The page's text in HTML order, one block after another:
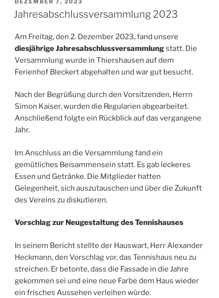
AM
DEZEMBER 7, 2023
Jahresabschlussversammlung 2023
Am Freitag, den 2. Dezember 2023, fand unsere
diesjährige Jahresabschlussversammlungstatt. Die
Versammlung wurde in Thiershausen auf dem
Ferienhof Bleckert abgehalten und war gut besucht.
Nach der Begrüßung durch den Vorsitzenden, Herrn
Simon Kaiser, wurden die Regularien abgearbeitet.
Anschließend folgte ein Rückblick auf das vergangene
Jahr.
Im Anschluss an die Versammlung fand ein
gemütliches Beisammensein statt. Es gab leckeres
Essen und Getränke. Die Mitglieder hatten
Gelegenheit, sich auszutauschen und über die Zukunft
des Vereins zu diskutieren.
Vorschlag zur Neugestaltung des Tennishauses
In seinem Bericht stellte der Hauswart, Herr Alexander
Heckmann, den Vorschlag vor, das Tennishaus neu zu
streichen. Er betonte, dass die Fassade in die Jahre
gekommen sei und eine neue Farbe dem Haus wieder
ein frisches Aussehen verleihen würde.